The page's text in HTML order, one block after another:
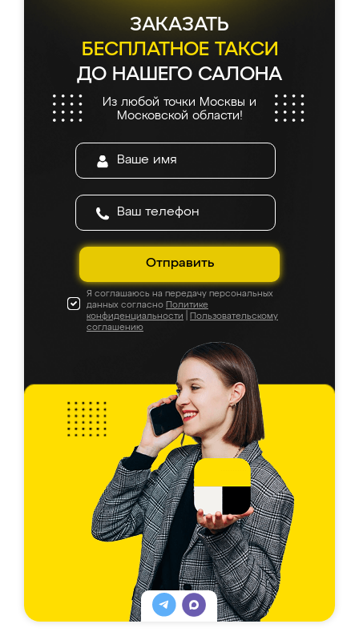
ЗАКАЗАТЬ
БЕСПЛАТНОЕ ТАКСИ
ДО НАШЕГО САЛОНА
Из любой точки Москвы и
Московской области!
Отправить
Я соглашаюсь на передачу персональных
данных согласно Политике
конфиденциальности
Пользовательскому
соглашению